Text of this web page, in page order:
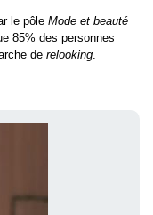
le pôle Mode et beauté
85% des personnes
de relooking.